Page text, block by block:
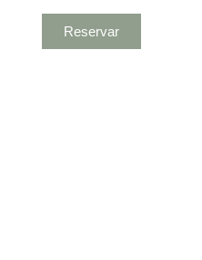
Reservar